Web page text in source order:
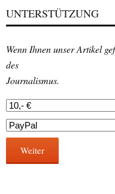
UNTERSTÜTZUNG
Wenn Ihnen unser Artikel
des
Journalismus.
Weiter